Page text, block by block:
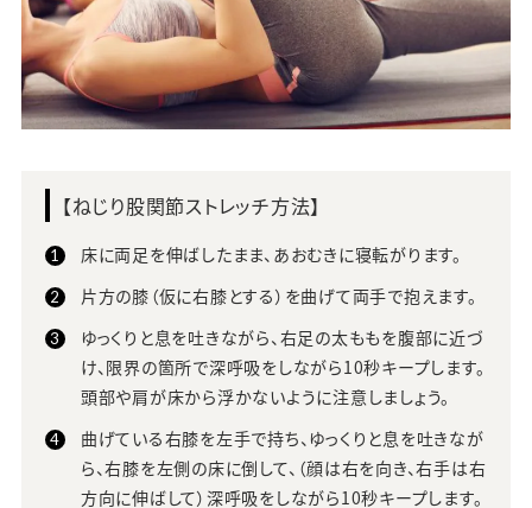
【ねじり股関節ストレッチ方法】
床に両足を伸ばしたまま、あおむきに寝転がります。
片方の膝（仮に右膝とする）を曲げて両手で抱えます。
ゆっくりと息を吐きながら、右足の太ももを腹部に近づ
け、限界の箇所で深呼吸をしながら10秒キープします。
頭部や肩が床から浮かないように注意しましょう。
曲げている右膝を左手で持ち、ゆっくりと息を吐きなが
ら、右膝を左側の床に倒して、（顔は右を向き、右手は右
方向に伸ばして）深呼吸をしながら10秒キープします。